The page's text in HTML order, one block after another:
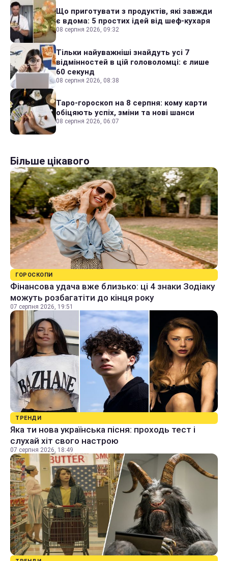
Що приготувати з продуктів, які завжди
є вдома: 5 простих ідей від шеф-кухаря
08 серпня 2026, 09:32
Тільки найуважніші знайдуть усі 7
відмінностей в цій головоломці: є лише
60 секунд
08 серпня 2026, 08:38
Таро-гороскоп на 8 серпня: кому карти
обіцяють успіх, зміни та нові шанси
08 серпня 2026, 06:07
Більше цікавого
ГОРОСКОПИ
Фінансова удача вже близько: ці 4 знаки Зодіаку
можуть розбагатіти до кінця року
07 серпня 2026, 19:51
ТРЕНДИ
Яка ти нова українська пісня: проходь тест і
слухай хіт свого настрою
07 серпня 2026, 18:49